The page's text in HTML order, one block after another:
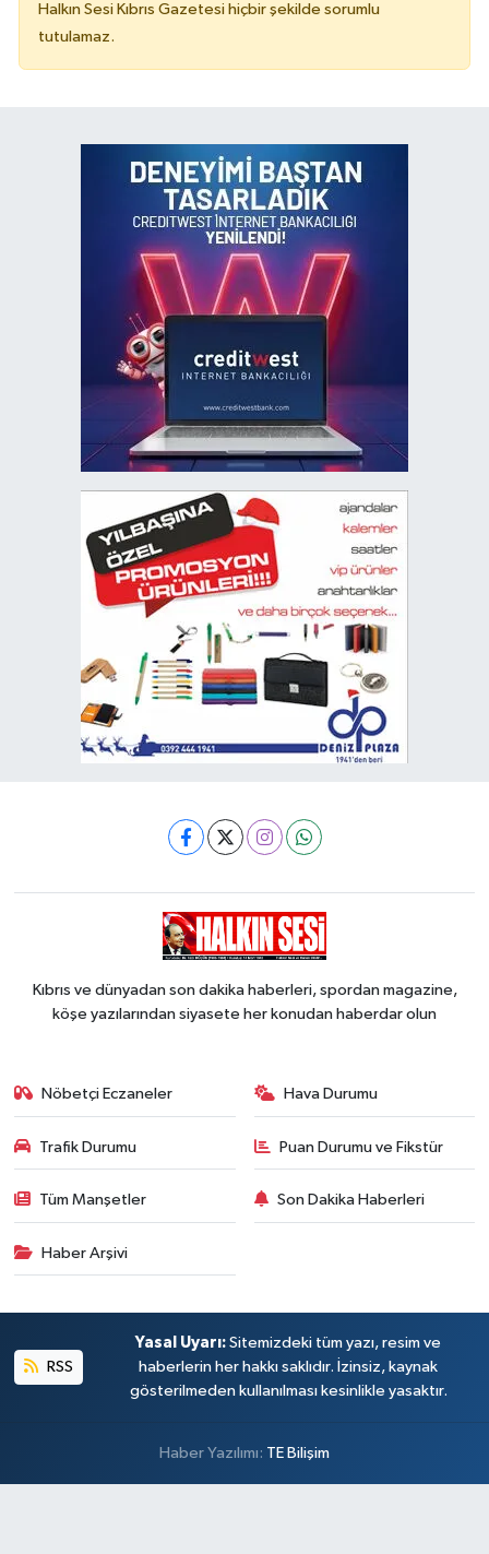
Halkın Sesi Kıbrıs Gazetesi hiçbir şekilde sorumlu
tutulamaz.
Kıbrıs ve dünyadan son dakika haberleri, spordan magazine,
köşe yazılarından siyasete her konudan haberdar olun
Nöbetçi Eczaneler Hava Durumu
Trafik Durumu Puan Durumu ve Fikstür
Tüm Manşetler Son Dakika Haberleri
Haber Arşivi
RSS
Yasal Uyarı: Sitemizdeki tüm yazı, resim ve
haberlerin her hakkı saklıdır. İzinsiz, kaynak
gösterilmeden kullanılması kesinlikle yasaktır.
Haber Yazılımı: TE Bilişim